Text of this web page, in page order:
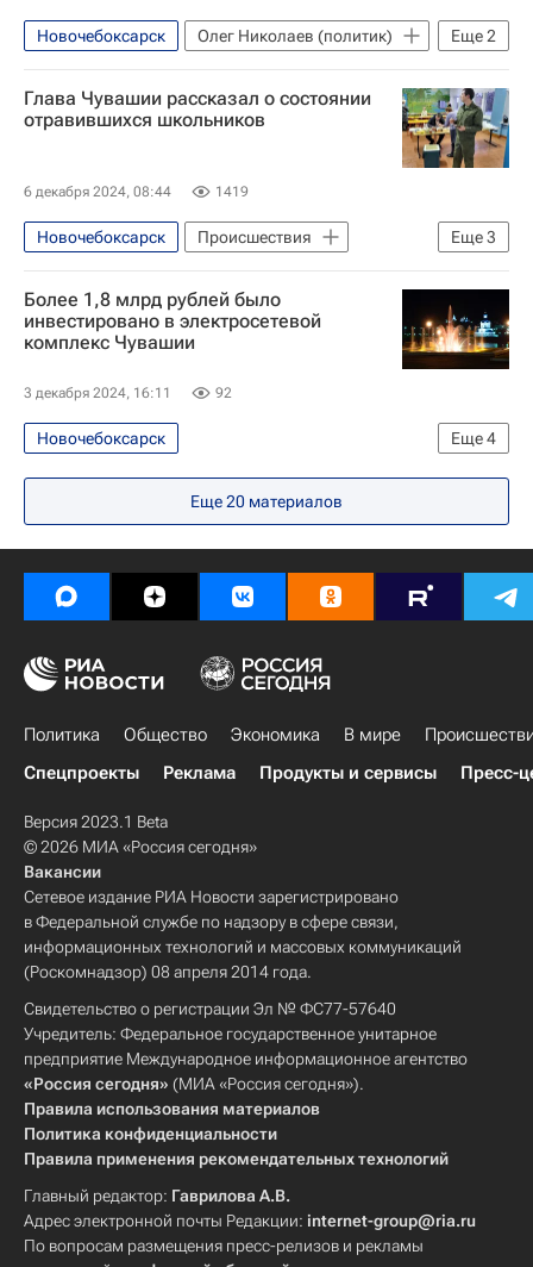
Еще2
Новочебоксарск
Олег Николаев (политик)
Чувашская Республика (Чувашия)
Школы
Глава Чувашии рассказал о состоянии
отравившихся школьников
6 декабря 2024, 08:44 1419
Еще3
Новочебоксарск
Происшествия
Россия
Олег Николаев (политик)
Более 1,8 млрд рублей было
инвестировано в электросетевой
комплекс Чувашии
3 декабря 2024, 16:11 92
Еще4
Новочебоксарск
Чувашская Республика (Чувашия)
Олег Николаев (политик)
Александр Гаврилов
Чувашэнерго
Еще20 материалов
Политика Общество Экономика В мире
Спецпроекты
Реклама Продукты и сервисы Пресс-
Версия 2023.1 Beta
© 2026 МИА «Россия сегодня»
Вакансии
Сетевое издание РИА Новости зарегистрировано
в Федеральной службе по надзору в сфере связи,
информационных технологий и массовых коммуникаций
(Роскомнадзор) 08 апреля 2014 года.
Свидетельство о регистрации Эл № ФС77-57640
Учредитель: Федеральное государственное унитарное
предприятие Международное информационное агентство
«Россия сегодня» (МИА «Россия сегодня»).
Правила использования материалов
Политика конфиденциальности
Правила применения рекомендательных технологий
Главный редактор: Гаврилова А.В.
Адрес электронной почты Редакции: internet-group@ria.ru
По вопросам размещения пресс-релизов и рекламы